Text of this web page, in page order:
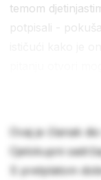
temom
potpisali -
Ovaj je članak
Cjelokupni
S pretplatom